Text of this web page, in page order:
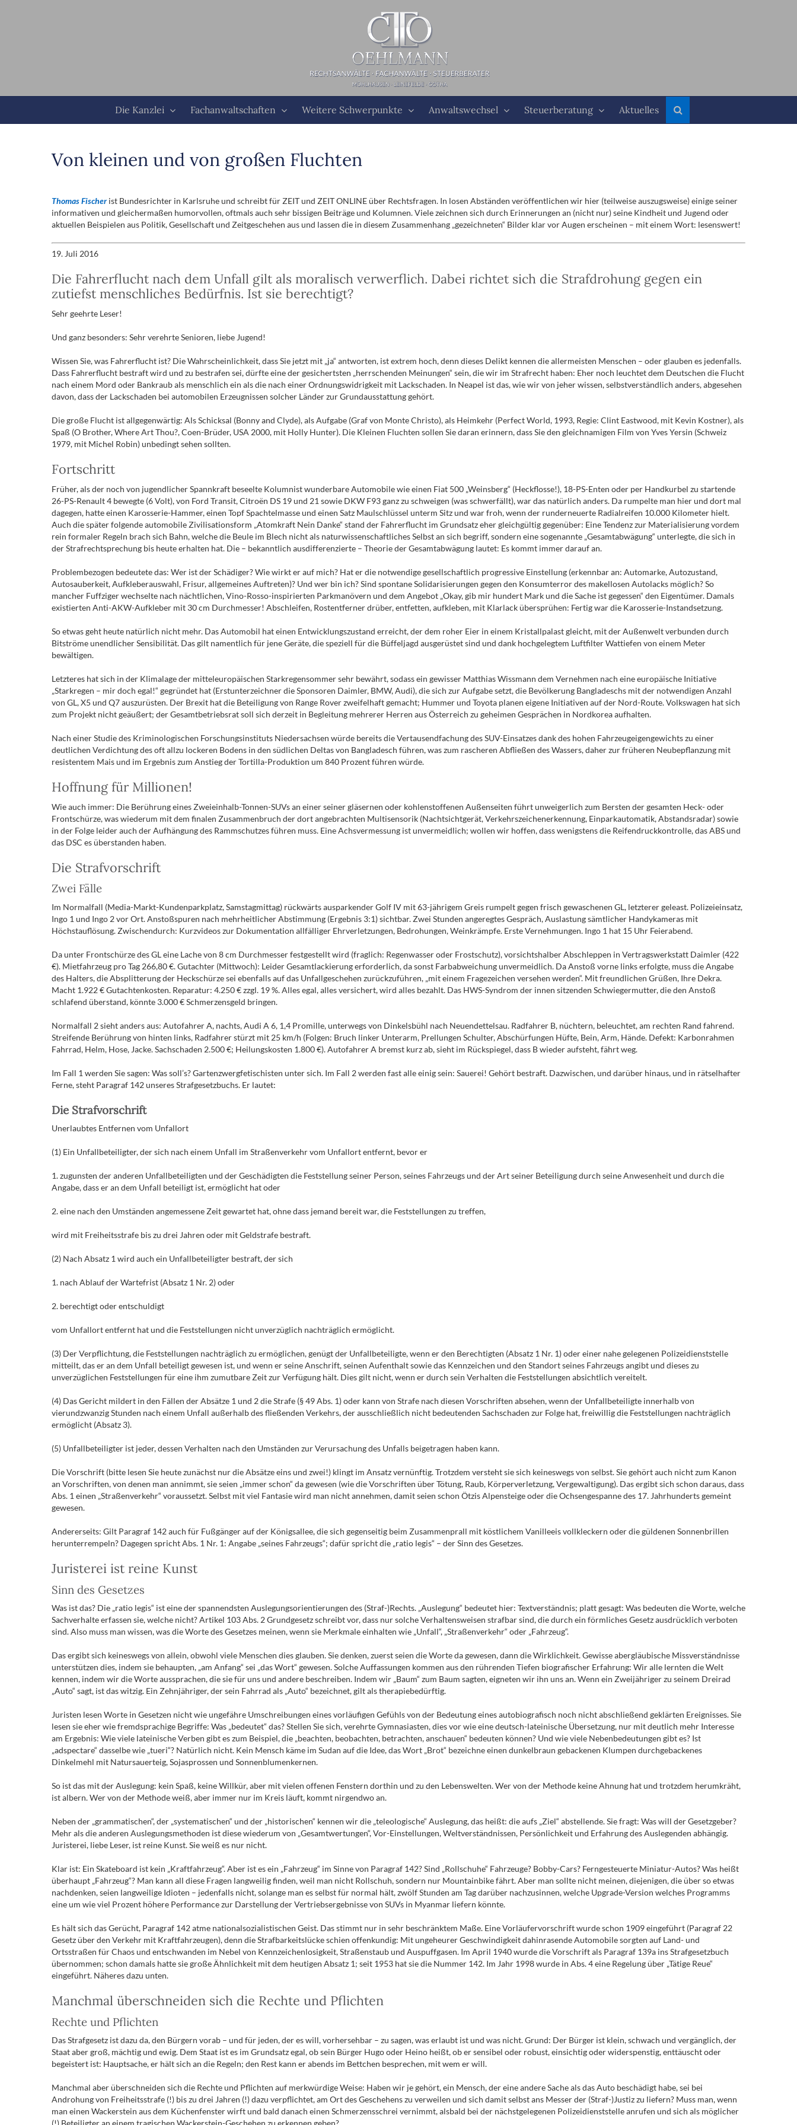
Die Kanzlei Fachanwaltschaften Weitere Schwerpunkte Anwaltswechsel Steuerberatung Aktuelles
Von kleinen und von großen Fluchten
Thomas Fischerist Bundesrichter in Karlsruhe und schreibt für ZEIT und ZEIT ONLINE über Rechtsfragen. In losen Abständen veröffentlichen wir hier (teilweise auszugsweise) einige seiner
informativen und gleichermaßen humorvollen, oftmals auch sehr bissigen Beiträge und Kolumnen. Viele zeichnen sich durch Erinnerungen an (nicht nur) seine Kindheit und Jugend oder
aktuellen Beispielen aus Politik, Gesellschaft und Zeitgeschehen aus und lassen die in diesem Zusammenhang „gezeichneten“ Bilder klar vor Augen erscheinen – mit einem Wort: lesenswert!
19. Juli 2016
Die Fahrerflucht nach dem Unfall gilt als moralisch verwerflich. Dabei richtet sich die Strafdrohung gegen ein
zutiefst menschliches Bedürfnis. Ist sie berechtigt?
Sehr geehrte Leser!
Und ganz besonders: Sehr verehrte Senioren, liebe Jugend!
Wissen Sie, was Fahrerflucht ist? Die Wahrscheinlichkeit, dass Sie jetzt mit „ja“ antworten, ist extrem hoch, denn dieses Delikt kennen die allermeisten Menschen – oder glauben es jedenfalls.
Dass Fahrerflucht bestraft wird und zu bestrafen sei, dürfte eine der gesichertsten „herrschenden Meinungen“ sein, die wir im Strafrecht haben: Eher noch leuchtet dem Deutschen die Flucht
nach einem Mord oder Bankraub als menschlich ein als die nach einer Ordnungswidrigkeit mit Lackschaden. In Neapel ist das, wie wir von jeher wissen, selbstverständlich anders, abgesehen
davon, dass der Lackschaden bei automobilen Erzeugnissen solcher Länder zur Grundausstattung gehört.
Die große Flucht ist allgegenwärtig: Als Schicksal (Bonny and Clyde), als Aufgabe (Graf von Monte Christo), als Heimkehr (Perfect World, 1993, Regie: Clint Eastwood, mit Kevin Kostner), als
Spaß (O Brother, Where Art Thou?, Coen-Brüder, USA 2000, mit Holly Hunter). Die Kleinen Fluchten sollen Sie daran erinnern, dass Sie den gleichnamigen Film von Yves Yersin (Schweiz
1979, mit Michel Robin) unbedingt sehen sollten.
Fortschritt
Früher, als der noch von jugendlicher Spannkraft beseelte Kolumnist wunderbare Automobile wie einen Fiat 500 „Weinsberg“ (Heckflosse!), 18-PS-Enten oder per Handkurbel zu startende
26-PS-Renault 4 bewegte (6 Volt), von Ford Transit, Citroën DS 19 und 21 sowie DKW F93 ganz zu schweigen (was schwerfällt), war das natürlich anders. Da rumpelte man hier und dort mal
dagegen, hatte einen Karosserie-Hammer, einen Topf Spachtelmasse und einen Satz Maulschlüssel unterm Sitz und war froh, wenn der runderneuerte Radialreifen 10.000 Kilometer hielt.
Auch die später folgende automobile Zivilisationsform „Atomkraft Nein Danke“ stand der Fahrerflucht im Grundsatz eher gleichgültig gegenüber: Eine Tendenz zur Materialisierung vordem
rein formaler Regeln brach sich Bahn, welche die Beule im Blech nicht als naturwissenschaftliches Selbst an sich begriff, sondern eine sogenannte „Gesamtabwägung“ unterlegte, die sich in
der Strafrechtsprechung bis heute erhalten hat. Die – bekanntlich ausdifferenzierte – Theorie der Gesamtabwägung lautet: Es kommt immer darauf an.
Problembezogen bedeutete das: Wer ist der Schädiger? Wie wirkt er auf mich? Hat er die notwendige gesellschaftlich progressive Einstellung (erkennbar an: Automarke, Autozustand,
Autosauberkeit, Aufkleberauswahl, Frisur, allgemeines Auftreten)? Und wer bin ich? Sind spontane Solidarisierungen gegen den Konsumterror des makellosen Autolacks möglich? So
mancher Fuffziger wechselte nach nächtlichen, Vino-Rosso-inspirierten Parkmanövern und dem Angebot „Okay, gib mir hundert Mark und die Sache ist gegessen“ den Eigentümer. Damals
existierten Anti-AKW-Aufkleber mit 30 cm Durchmesser! Abschleifen, Rostentferner drüber, entfetten, aufkleben, mit Klarlack übersprühen: Fertig war die Karosserie-Instandsetzung.
So etwas geht heute natürlich nicht mehr. Das Automobil hat einen Entwicklungszustand erreicht, der dem roher Eier in einem Kristallpalast gleicht, mit der Außenwelt verbunden durch
Bitströme unendlicher Sensibilität. Das gilt namentlich für jene Geräte, die speziell für die Büffeljagd ausgerüstet sind und dank hochgelegtem Luftfilter Wattiefen von einem Meter
bewältigen.
Letzteres hat sich in der Klimalage der mitteleuropäischen Starkregensommer sehr bewährt, sodass ein gewisser Matthias Wissmann dem Vernehmen nach eine europäische Initiative
„Starkregen – mir doch egal!“ gegründet hat (Erstunterzeichner die Sponsoren Daimler, BMW, Audi), die sich zur Aufgabe setzt, die Bevölkerung Bangladeschs mit der notwendigen Anzahl
von GL, X5 und Q7 auszurüsten. Der Brexit hat die Beteiligung von Range Rover zweifelhaft gemacht; Hummer und Toyota planen eigene Initiativen auf der Nord-Route. Volkswagen hat sich
zum Projekt nicht geäußert; der Gesamtbetriebsrat soll sich derzeit in Begleitung mehrerer Herren aus Österreich zu geheimen Gesprächen in Nordkorea aufhalten.
Nach einer Studie des Kriminologischen Forschungsinstituts Niedersachsen würde bereits die Vertausendfachung des SUV-Einsatzes dank des hohen Fahrzeugeigengewichts zu einer
deutlichen Verdichtung des oft allzu lockeren Bodens in den südlichen Deltas von Bangladesch führen, was zum rascheren Abfließen des Wassers, daher zur früheren Neubepflanzung mit
resistentem Mais und im Ergebnis zum Anstieg der Tortilla-Produktion um 840 Prozent führen würde.
Hoffnung für Millionen!
Wie auch immer: Die Berührung eines Zweieinhalb-Tonnen-SUVs an einer seiner gläsernen oder kohlenstoffenen Außenseiten führt unweigerlich zum Bersten der gesamten Heck- oder
Frontschürze, was wiederum mit dem finalen Zusammenbruch der dort angebrachten Multisensorik (Nachtsichtgerät, Verkehrszeichenerkennung, Einparkautomatik, Abstandsradar) sowie
in der Folge leider auch der Aufhängung des Rammschutzes führen muss. Eine Achsvermessung ist unvermeidlich; wollen wir hoffen, dass wenigstens die Reifendruckkontrolle, das ABS und
das DSC es überstanden haben.
Die Strafvorschrift
Zwei Fälle
Im Normalfall (Media-Markt-Kundenparkplatz, Samstagmittag) rückwärts ausparkender Golf IV mit 63-jährigem Greis rumpelt gegen frisch gewaschenen GL, letzterer geleast. Polizeieinsatz,
Ingo 1 und Ingo 2 vor Ort. Anstoßspuren nach mehrheitlicher Abstimmung (Ergebnis 3:1) sichtbar. Zwei Stunden angeregtes Gespräch, Auslastung sämtlicher Handykameras mit
Höchstauflösung. Zwischendurch: Kurzvideos zur Dokumentation allfälliger Ehrverletzungen, Bedrohungen, Weinkrämpfe. Erste Vernehmungen. Ingo 1 hat 15 Uhr Feierabend.
Da unter Frontschürze des GL eine Lache von 8 cm Durchmesser festgestellt wird (fraglich: Regenwasser oder Frostschutz), vorsichtshalber Abschleppen in Vertragswerkstatt Daimler (422
€). Mietfahrzeug pro Tag 266,80 €. Gutachter (Mittwoch): Leider Gesamtlackierung erforderlich, da sonst Farbabweichung unvermeidlich. Da Anstoß vorne links erfolgte, muss die Angabe
des Halters, die Absplitterung der Heckschürze sei ebenfalls auf das Unfallgeschehen zurückzuführen, „mit einem Fragezeichen versehen werden“. Mit freundlichen Grüßen, Ihre Dekra.
Macht 1.922 € Gutachtenkosten. Reparatur: 4.250 € zzgl. 19 %. Alles egal, alles versichert, wird alles bezahlt. Das HWS-Syndrom der innen sitzenden Schwiegermutter, die den Anstoß
schlafend überstand, könnte 3.000 € Schmerzensgeld bringen.
Normalfall 2 sieht anders aus: Autofahrer A, nachts, Audi A 6, 1,4 Promille, unterwegs von Dinkelsbühl nach Neuendettelsau. Radfahrer B, nüchtern, beleuchtet, am rechten Rand fahrend.
Streifende Berührung von hinten links, Radfahrer stürzt mit 25 km/h (Folgen: Bruch linker Unterarm, Prellungen Schulter, Abschürfungen Hüfte, Bein, Arm, Hände. Defekt: Karbonrahmen
Fahrrad, Helm, Hose, Jacke. Sachschaden 2.500 €; Heilungskosten 1.800 €). Autofahrer A bremst kurz ab, sieht im Rückspiegel, dass B wieder aufsteht, fährt weg.
Im Fall 1 werden Sie sagen: Was soll’s? Gartenzwergfetischisten unter sich. Im Fall 2 werden fast alle einig sein: Sauerei! Gehört bestraft. Dazwischen, und darüber hinaus, und in rätselhafter
Ferne, steht Paragraf 142 unseres Strafgesetzbuchs. Er lautet:
Die Strafvorschrift
Unerlaubtes Entfernen vom Unfallort
(1) Ein Unfallbeteiligter, der sich nach einem Unfall im Straßenverkehr vom Unfallort entfernt, bevor er
1. zugunsten der anderen Unfallbeteiligten und der Geschädigten die Feststellung seiner Person, seines Fahrzeugs und der Art seiner Beteiligung durch seine Anwesenheit und durch die
Angabe, dass er an dem Unfall beteiligt ist, ermöglicht hat oder
2. eine nach den Umständen angemessene Zeit gewartet hat, ohne dass jemand bereit war, die Feststellungen zu treffen,
wird mit Freiheitsstrafe bis zu drei Jahren oder mit Geldstrafe bestraft.
(2) Nach Absatz 1 wird auch ein Unfallbeteiligter bestraft, der sich
1. nach Ablauf der Wartefrist (Absatz 1 Nr. 2) oder
2. berechtigt oder entschuldigt
vom Unfallort entfernt hat und die Feststellungen nicht unverzüglich nachträglich ermöglicht.
(3) Der Verpflichtung, die Feststellungen nachträglich zu ermöglichen, genügt der Unfallbeteiligte, wenn er den Berechtigten (Absatz 1 Nr. 1) oder einer nahe gelegenen Polizeidienststelle
mitteilt, das er an dem Unfall beteiligt gewesen ist, und wenn er seine Anschrift, seinen Aufenthalt sowie das Kennzeichen und den Standort seines Fahrzeugs angibt und dieses zu
unverzüglichen Feststellungen für eine ihm zumutbare Zeit zur Verfügung hält. Dies gilt nicht, wenn er durch sein Verhalten die Feststellungen absichtlich vereitelt.
(4) Das Gericht mildert in den Fällen der Absätze 1 und 2 die Strafe (§ 49 Abs. 1) oder kann von Strafe nach diesen Vorschriften absehen, wenn der Unfallbeteiligte innerhalb von
vierundzwanzig Stunden nach einem Unfall außerhalb des fließenden Verkehrs, der ausschließlich nicht bedeutenden Sachschaden zur Folge hat, freiwillig die Feststellungen nachträglich
ermöglicht (Absatz 3).
(5) Unfallbeteiligter ist jeder, dessen Verhalten nach den Umständen zur Verursachung des Unfalls beigetragen haben kann.
Die Vorschrift (bitte lesen Sie heute zunächst nur die Absätze eins und zwei!) klingt im Ansatz vernünftig. Trotzdem versteht sie sich keineswegs von selbst. Sie gehört auch nicht zum Kanon
an Vorschriften, von denen man annimmt, sie seien „immer schon“ da gewesen (wie die Vorschriften über Tötung, Raub, Körperverletzung, Vergewaltigung). Das ergibt sich schon daraus, dass
Abs. 1 einen „Straßenverkehr“ voraussetzt. Selbst mit viel Fantasie wird man nicht annehmen, damit seien schon Ötzis Alpensteige oder die Ochsengespanne des 17. Jahrhunderts gemeint
gewesen.
Andererseits: Gilt Paragraf 142 auch für Fußgänger auf der Königsallee, die sich gegenseitig beim Zusammenprall mit köstlichem Vanilleeis vollkleckern oder die güldenen Sonnenbrillen
herunterrempeln? Dagegen spricht Abs. 1 Nr. 1: Angabe „seines Fahrzeugs“; dafür spricht die „ratio legis“ – der Sinn des Gesetzes.
Juristerei ist reine Kunst
Sinn des Gesetzes
Was ist das? Die „ratio legis“ ist eine der spannendsten Auslegungsorientierungen des (Straf-)Rechts. „Auslegung“ bedeutet hier: Textverständnis; platt gesagt: Was bedeuten die Worte, welche
Sachverhalte erfassen sie, welche nicht? Artikel 103 Abs. 2 Grundgesetz schreibt vor, dass nur solche Verhaltensweisen strafbar sind, die durch ein förmliches Gesetz ausdrücklich verboten
sind. Also muss man wissen, was die Worte des Gesetzes meinen, wenn sie Merkmale einhalten wie „Unfall“, „Straßenverkehr“ oder „Fahrzeug“.
Das ergibt sich keineswegs von allein, obwohl viele Menschen dies glauben. Sie denken, zuerst seien die Worte da gewesen, dann die Wirklichkeit. Gewisse abergläubische Missverständnisse
unterstützen dies, indem sie behaupten, „am Anfang“ sei „das Wort“ gewesen. Solche Auffassungen kommen aus den rührenden Tiefen biografischer Erfahrung: Wir alle lernten die Welt
kennen, indem wir die Worte aussprachen, die sie für uns und andere beschreiben. Indem wir „Baum“ zum Baum sagten, eigneten wir ihn uns an. Wenn ein Zweijähriger zu seinem Dreirad
„Auto“ sagt, ist das witzig. Ein Zehnjähriger, der sein Fahrrad als „Auto“ bezeichnet, gilt als therapiebedürftig.
Juristen lesen Worte in Gesetzen nicht wie ungefähre Umschreibungen eines vorläufigen Gefühls von der Bedeutung eines autobiografisch noch nicht abschließend geklärten Ereignisses. Sie
lesen sie eher wie fremdsprachige Begriffe: Was „bedeutet“ das? Stellen Sie sich, verehrte Gymnasiasten, dies vor wie eine deutsch-lateinische Übersetzung, nur mit deutlich mehr Interesse
am Ergebnis: Wie viele lateinische Verben gibt es zum Beispiel, die „beachten, beobachten, betrachten, anschauen“ bedeuten können? Und wie viele Nebenbedeutungen gibt es? Ist
„adspectare“ dasselbe wie „tueri“? Natürlich nicht. Kein Mensch käme im Sudan auf die Idee, das Wort „Brot“ bezeichne einen dunkelbraun gebackenen Klumpen durchgebackenes
Dinkelmehl mit Natursauerteig, Sojasprossen und Sonnenblumenkernen.
So ist das mit der Auslegung: kein Spaß, keine Willkür, aber mit vielen offenen Fenstern dorthin und zu den Lebenswelten. Wer von der Methode keine Ahnung hat und trotzdem herumkräht,
ist albern. Wer von der Methode weiß, aber immer nur im Kreis läuft, kommt nirgendwo an.
Neben der „grammatischen“, der „systematischen“ und der „historischen“ kennen wir die „teleologische“ Auslegung, das heißt: die aufs „Ziel“ abstellende. Sie fragt: Was will der Gesetzgeber?
Mehr als die anderen Auslegungsmethoden ist diese wiederum von „Gesamtwertungen“, Vor-Einstellungen, Weltverständnissen, Persönlichkeit und Erfahrung des Auslegenden abhängig.
Juristerei, liebe Leser, ist reine Kunst. Sie weiß es nur nicht.
Klar ist: Ein Skateboard ist kein „Kraftfahrzeug“. Aber ist es ein „Fahrzeug“ im Sinne von Paragraf 142? Sind „Rollschuhe“ Fahrzeuge? Bobby-Cars? Ferngesteuerte Miniatur-Autos? Was heißt
überhaupt „Fahrzeug“? Man kann all diese Fragen langweilig finden, weil man nicht Rollschuh, sondern nur Mountainbike fährt. Aber man sollte nicht meinen, diejenigen, die über so etwas
nachdenken, seien langweilige Idioten – jedenfalls nicht, solange man es selbst für normal hält, zwölf Stunden am Tag darüber nachzusinnen, welche Upgrade-Version welches Programms
eine um wie viel Prozent höhere Performance zur Darstellung der Vertriebsergebnisse von SUVs in Myanmar liefern könnte.
Es hält sich das Gerücht, Paragraf 142 atme nationalsozialistischen Geist. Das stimmt nur in sehr beschränktem Maße. Eine Vorläufervorschrift wurde schon 1909 eingeführt (Paragraf 22
Gesetz über den Verkehr mit Kraftfahrzeugen), denn die Strafbarkeitslücke schien offenkundig: Mit ungeheurer Geschwindigkeit dahinrasende Automobile sorgten auf Land- und
Ortsstraßen für Chaos und entschwanden im Nebel von Kennzeichenlosigkeit, Straßenstaub und Auspuffgasen. Im April 1940 wurde die Vorschrift als Paragraf 139a ins Strafgesetzbuch
übernommen; schon damals hatte sie große Ähnlichkeit mit dem heutigen Absatz 1; seit 1953 hat sie die Nummer 142. Im Jahr 1998 wurde in Abs. 4 eine Regelung über „Tätige Reue“
eingeführt. Näheres dazu unten.
Manchmal überschneiden sich die Rechte und Pflichten
Rechte und Pflichten
Das Strafgesetz ist dazu da, den Bürgern vorab – und für jeden, der es will, vorhersehbar – zu sagen, was erlaubt ist und was nicht. Grund: Der Bürger ist klein, schwach und vergänglich, der
Staat aber groß, mächtig und ewig. Dem Staat ist es im Grundsatz egal, ob sein Bürger Hugo oder Heino heißt, ob er sensibel oder robust, einsichtig oder widerspenstig, enttäuscht oder
begeistert ist: Hauptsache, er hält sich an die Regeln; den Rest kann er abends im Bettchen besprechen, mit wem er will.
Manchmal aber überschneiden sich die Rechte und Pflichten auf merkwürdige Weise: Haben wir je gehört, ein Mensch, der eine andere Sache als das Auto beschädigt habe, sei bei
Androhung von Freiheitsstrafe (!) bis zu drei Jahren (!) dazu verpflichtet, am Ort des Geschehens zu verweilen und sich damit selbst ans Messer der (Straf-)Justiz zu liefern? Muss man, wenn
man einen Wackerstein aus dem Küchenfenster wirft und bald danach einen Schmerzensschrei vernimmt, alsbald bei der nächstgelegenen Polizeidienststelle anrufen und sich als möglicher